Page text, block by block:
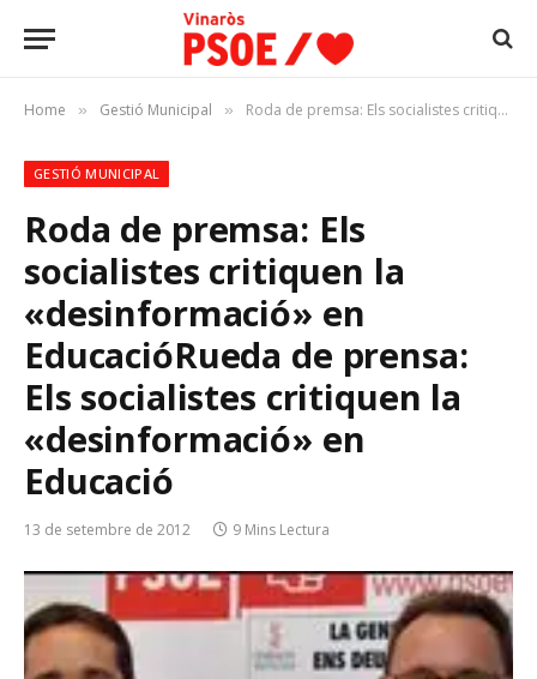
Home » Gestió Municipal » Roda de premsa: Els socialistes critiquen la «desinformació» en EducacióRueda de prensa: Els socialistes critiquen la «desinformació» en Educació
GESTIÓ MUNICIPAL
Roda de premsa: Els
socialistes critiquen la
«desinformació» en
EducacióRueda de prensa:
Els socialistes critiquen la
«desinformació» en
Educació
13 de setembre de 2012 9 Mins Lectura